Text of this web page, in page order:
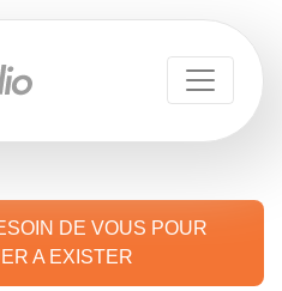
DE VOUS POUR
A EXISTER